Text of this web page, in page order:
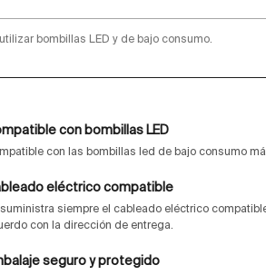
bombillas LED y de bajo consumo.
con bombillas LED
con las bombillas led de bajo consumo
eléctrico compatible
suministra siempre el cableado eléctrico
con la dirección de entrega.
seguro y protegido